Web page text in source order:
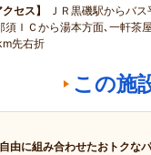
クセス
ＪＲ黒磯駅からバ
須ＩＣから湯本方面､一軒茶
先右折
この施
由に組み合わせたおトクな